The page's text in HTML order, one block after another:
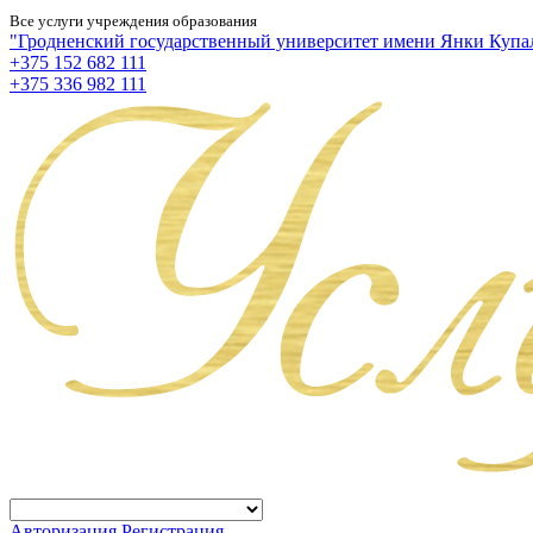
Все услуги учреждения образования
"Гродненский государственный университет имени Янки
+375 152 682 111
+375 336 982 111